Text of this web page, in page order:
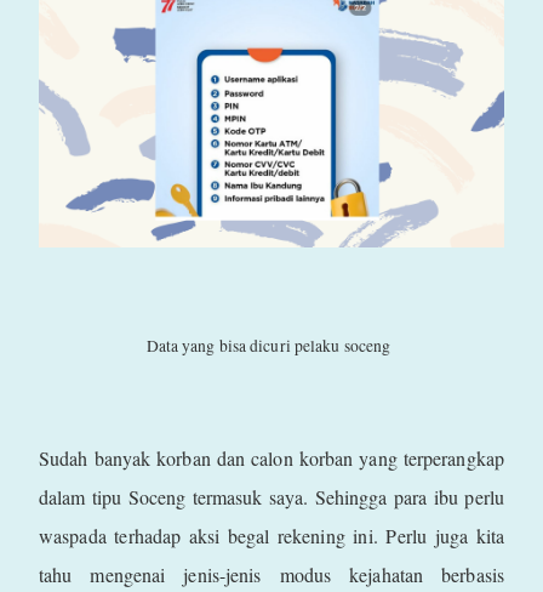
Data yang bisa dicuri pelaku soceng
Sudah banyak korban dan calon korban yang terperangkap
dalam tipu Soceng termasuk saya. Sehingga para ibu perlu
waspada terhadap aksi begal rekening ini. Perlu juga kita
tahu mengenai jenis-jenis modus kejahatan berbasis